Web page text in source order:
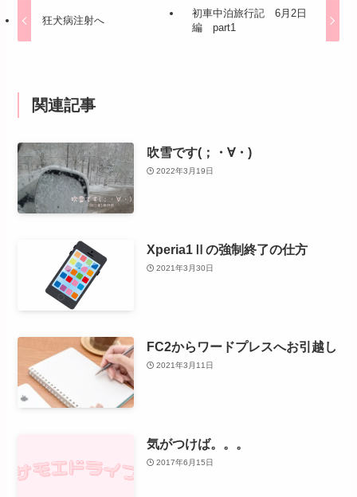
狂犬病注射へ
初車中泊旅行記 6月2日
編 part1
関連記事
吹雪です(；・∀・)
2022年3月19日
Xperia1Ⅱの強制終了の仕方
2021年3月30日
FC2からワードプレスへお引越し
2021年3月11日
気がつけば。。。
2017年6月15日